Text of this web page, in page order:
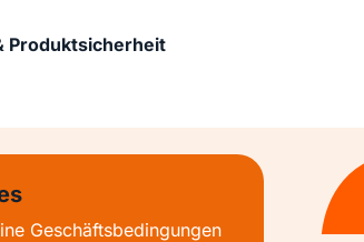
Produktsicherheit
Geschäftsbedingungen